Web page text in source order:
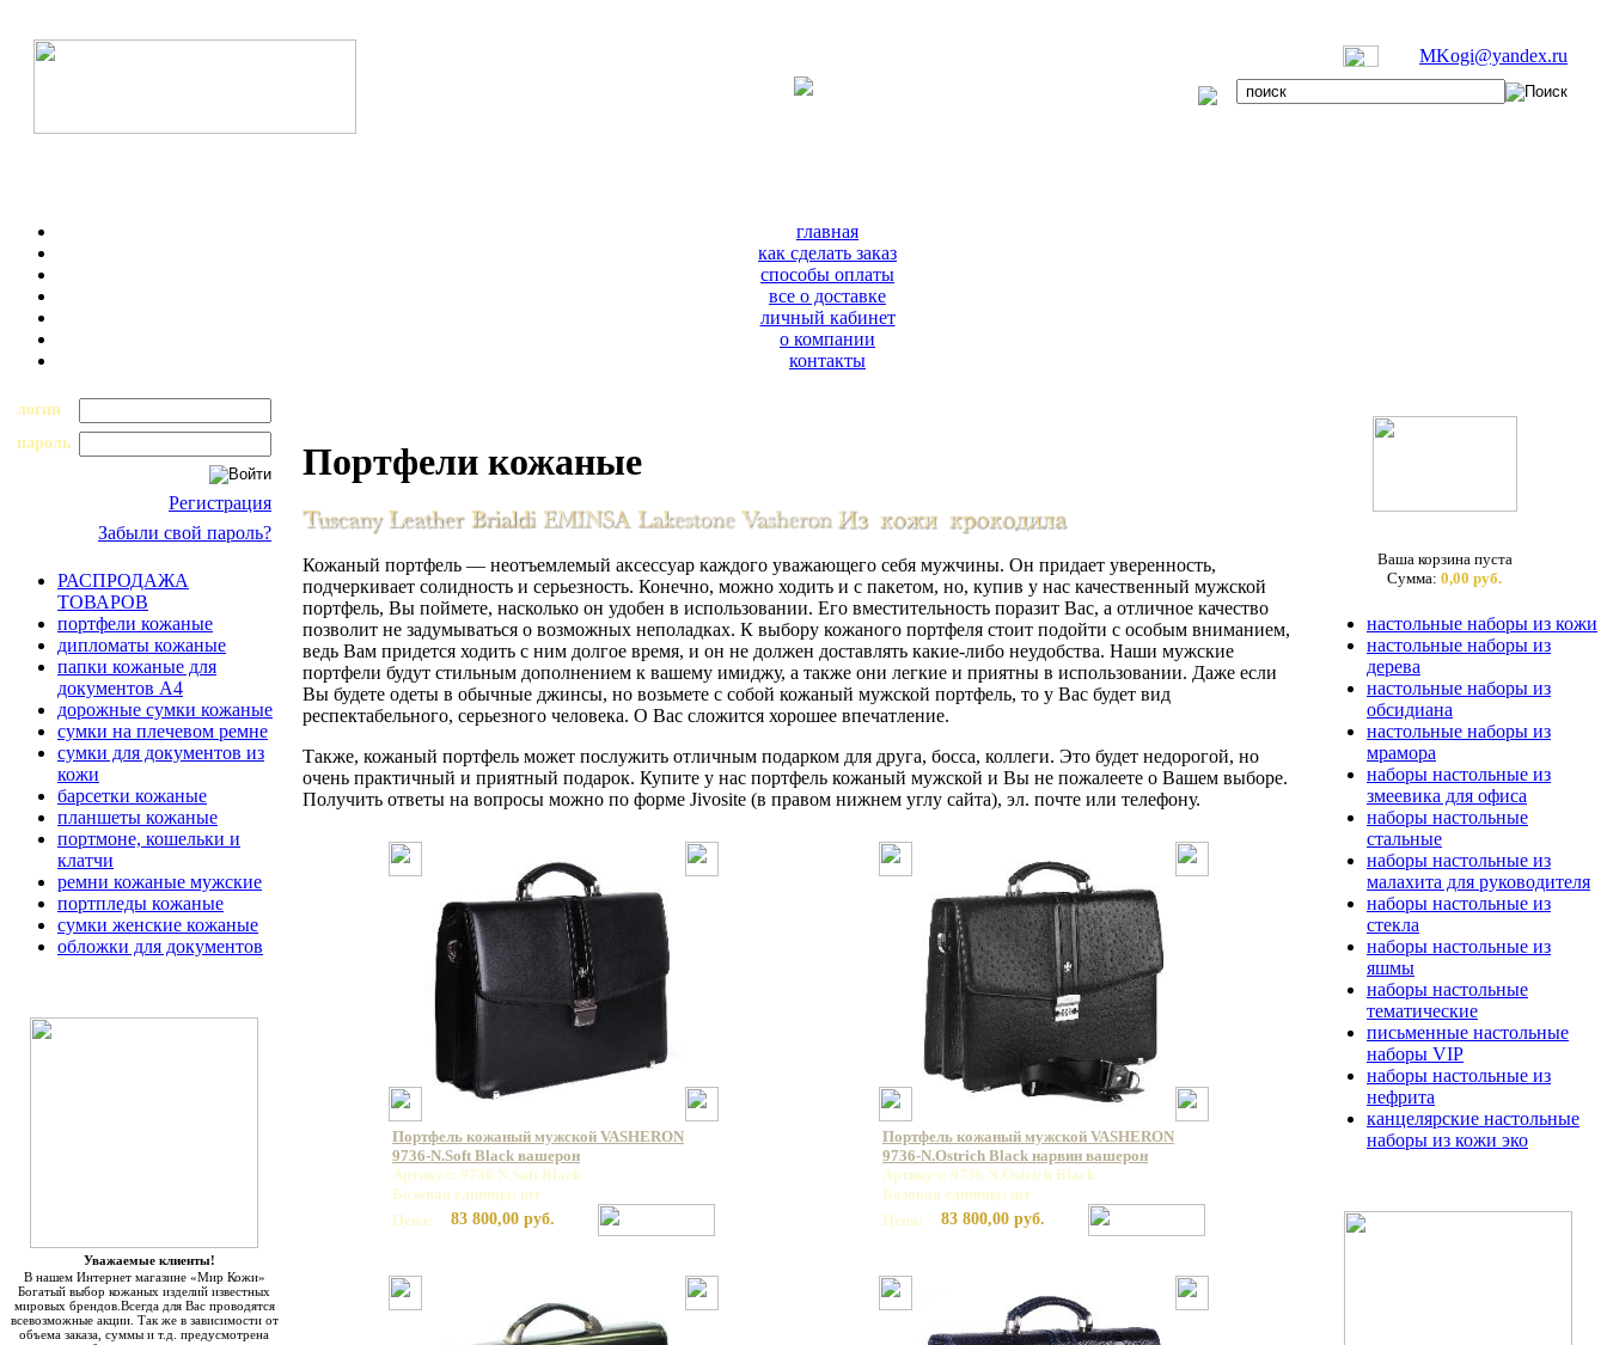
MKogi@yandex.ru
главная
как сделать заказ
способы оплаты
все о доставке
личный кабинет
о компании
контакты
логин
пароль
Регистрация
Забыли свой пароль?
РАСПРОДАЖА
ТОВАРОВ
портфели кожаные
дипломаты кожаные
папки кожаные для
документов А4
дорожные сумки кожаные
сумки на плечевом ремне
сумки для документов из
кожи
барсетки кожаные
планшеты кожаные
портмоне, кошельки и
клатчи
ремни кожаные мужские
портпледы кожаные
сумки женские кожаные
обложки для документов
Уважаемые клиенты!
В нашем Интернет магазине «Мир Кожи»
Богатый выбор кожаных изделий известных
мировых брендов.Всегда для Вас проводятся
всевозможные акции. Так же в зависимости от
объема заказа, суммы и т.д. предусмотрена
Портфели кожаные
Кожаный портфель — неотъемлемый аксессуар каждого уважающего себя мужчины. Он придает уверенность,
подчеркивает солидность и серьезность. Конечно, можно ходить и с пакетом, но, купив у нас качественный мужской
портфель, Вы поймете, насколько он удобен в использовании. Его вместительность поразит Вас, а отличное качество
позволит не задумываться о возможных неполадках. К выбору кожаного портфеля стоит подойти с особым вниманием,
ведь Вам придется ходить с ним долгое время, и он не должен доставлять какие-либо неудобства. Наши мужские
портфели будут стильным дополнением к вашему имиджу, а также они легкие и приятны в использовании. Даже если
Вы будете одеты в обычные джинсы, но возьмете с собой кожаный мужской портфель, то у Вас будет вид
респектабельного, серьезного человека. О Вас сложится хорошее впечатление.
Также, кожаный портфель может послужить отличным подарком для друга, босса, коллеги. Это будет недорогой, но
очень практичный и приятный подарок. Купите у нас портфель кожаный мужской и Вы не пожалеете о Вашем выборе.
Получить ответы на вопросы можно по форме Jivosite (в правом нижнем углу сайта), эл. почте или телефону.
Портфель кожаный мужской VASHERON
9736-N.Soft Black вашерон
Артикул: 9736 N.Soft Black
Базовая единица: шт
Цена:
83 800,00 руб.
Портфель кожаный мужской VASHERON
9736-N.Ostrich Black нарвин вашерон
Артикул: 9736 N.Ostrich Black
Базовая единица: шт
Цена:
83 800,00 руб.
Ваша корзина пуста
Сумма: 0,00 руб.
настольные наборы из кожи
настольные наборы из
дерева
настольные наборы из
обсидиана
настольные наборы из
мрамора
наборы настольные из
змеевика для офиса
наборы настольные
стальные
наборы настольные из
малахита для руководителя
наборы настольные из
стекла
наборы настольные из
яшмы
наборы настольные
тематические
письменные настольные
наборы VIP
наборы настольные из
нефрита
канцелярские настольные
наборы из кожи эко